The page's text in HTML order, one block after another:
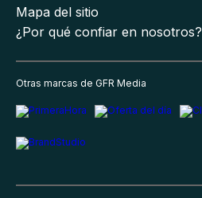
Mapa del sitio
¿Por qué confiar en nosotros?
Otras marcas de GFR Media